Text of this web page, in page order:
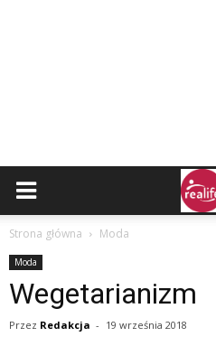
Strona główna Moda
Moda
Wegetarianizm
Przez Redakcja - 19 września 2018